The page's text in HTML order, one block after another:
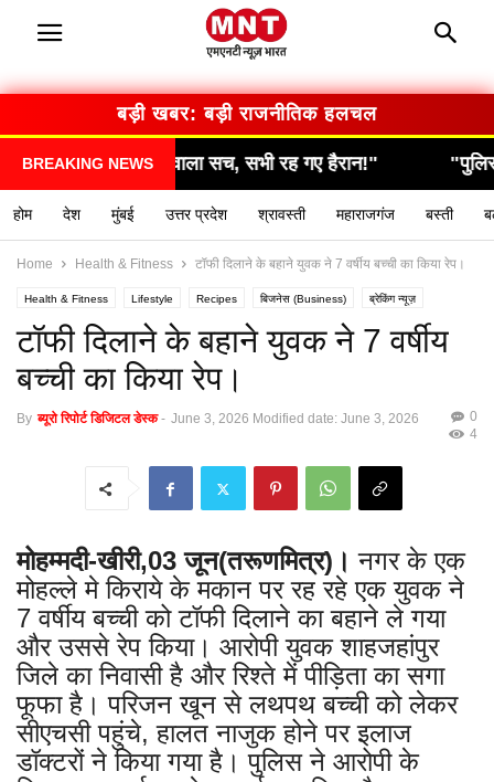
बड़ी खबर: बड़ी राजनीतिक हलचल
BREAKING NEWS"पुलिस की रेड में हुआ बड़ा खुलासा, उड़े सबके होश!"
होम देश मुंबई उत्तर प्रदेश श्रावस्ती महाराजगंज बस्ती
Home Health & Fitness टॉफी दिलाने के बहाने युवक ने 7 वर्षीय बच्ची का किया रेप।
Health & Fitness Lifestyle Recipes बिजनेस (Business) ब्रेकिंग न्यूज़
मनोरंजन (Entertainment) राशिफल / ज्योतिष
टॉफी दिलाने के बहाने युवक ने 7 वर्षीय
बच्ची का किया रेप।
By ब्यूरो रिपोर्ट डिजिटल डेस्क - June 3, 2026 Modified date: June 3, 2026
0
4
मोहम्मदी-खीरी,03 जून(तरूणमित्र)।नगर के एक
मोहल्ले मे किराये के मकान पर रह रहे एक युवक ने
7 वर्षीय बच्ची को टॉफी दिलाने का बहाने ले गया
और उससे रेप किया। आरोपी युवक शाहजहांपुर
जिले का निवासी है और रिश्ते में पीड़िता का सगा
फूफा है। परिजन खून से लथपथ बच्ची को लेकर
सीएचसी पहुंचे, हालत नाजुक होने पर इलाज
डॉक्टरों ने किया गया है। पुलिस ने आरोपी के